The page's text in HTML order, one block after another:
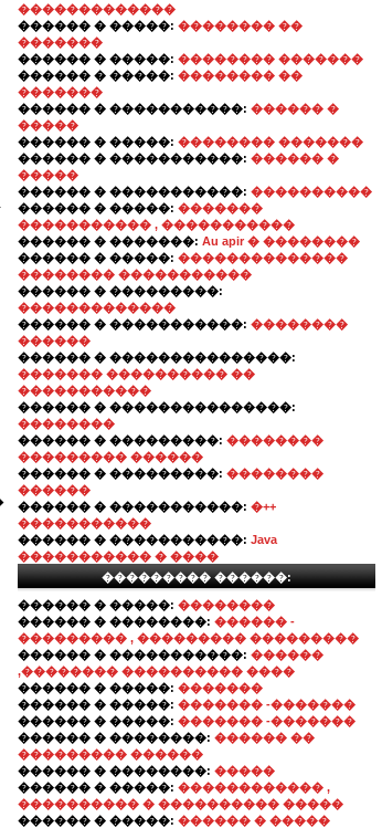
�������������
������ � �����: �������� ��
�������
������ � �����: �������� �������
������ � �����: �������� ��
�������
������ � �����������: ������ �
�����
������ � �����: �������� �������
������ � �����������: ������ �
�����
������ � �����������: ����������
������ � �����: �������
����������� , �����������
������ � �������: Au apir � ��������
������ � �����: ��������������
�������� �����������
������ � ���������:
�������������
������ � �����������: ��������
������
������ � ���������������:
������� ���������� ��
�����������
������ � ���������������:
��������
������ � ���������: ��������
��������� ������
������ � ���������: ��������
������
������ � �����������: �++
�����������
������ � �����������: Java
����������� � ����
��������� ������:
������ � �����: ��������
������ � ��������: ������ -
��������� , ��������� ���������
������ � �����������: ������
,�������� ���������� ����
������ � �����: �������
������ � �����: ������� -�������
������ � �����: ������� -�������
������ � ��������: ������ ��
��������� ������
������ � ��������: �����
������ � �����: ������������ ,
���������� � ���������� �����
������ � �����: ������ � �����